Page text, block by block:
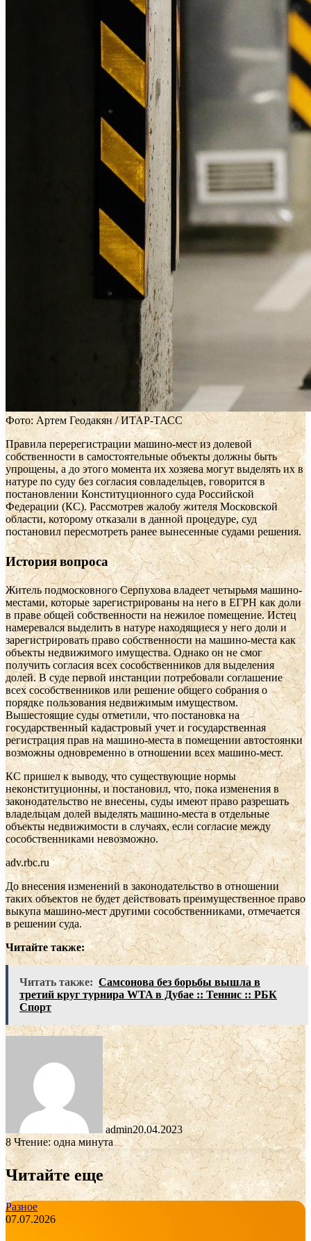
Фото: Артем Геодакян / ИТАР-ТАСС
Правила перерегистрации машино-мест из долевой
собственности в самостоятельные объекты должны быть
упрощены, а до этого момента их хозяева могут выделять их в
натуре по суду без согласия совладельцев, говорится в
постановлении Конституционного суда Российской
Федерации (КС). Рассмотрев жалобу жителя Московской
области, которому отказали в данной процедуре, суд
постановил пересмотреть ранее вынесенные судами решения.
История вопроса
Житель подмосковного Серпухова владеет четырьмя машино-
местами, которые зарегистрированы на него в ЕГРН как доли
в праве общей собственности на нежилое помещение. Истец
намеревался выделить в натуре находящиеся у него доли и
зарегистрировать право собственности на машино-места как
объекты недвижимого имущества. Однако он не смог
получить согласия всех сособственников для выделения
долей. В суде первой инстанции потребовали соглашение
всех сособственников или решение общего собрания о
порядке пользования недвижимым имуществом.
Вышестоящие суды отметили, что постановка на
государственный кадастровый учет и государственная
регистрация прав на машино-места в помещении автостоянки
возможны одновременно в отношении всех машино-мест.
КС пришел к выводу, что существующие нормы
неконституционны, и постановил, что, пока изменения в
законодательство не внесены, суды имеют право разрешать
владельцам долей выделять машино-места в отдельные
объекты недвижимости в случаях, если согласие между
сособственниками невозможно.
adv.rbc.ru
До внесения изменений в законодательство в отношении
таких объектов не будет действовать преимущественное право
выкупа машино-мест другими сособственниками, отмечается
в решении суда.
Читайте также:
Читать также: Самсонова без борьбы вышла в
третий круг турнира WTA в Дубае :: Теннис :: РБК
Спорт
admin20.04.2023
8 Чтение: одна минута
Читайте еще
Разное
07.07.2026